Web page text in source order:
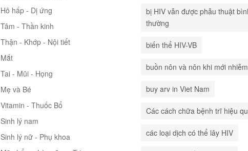
Hô hấp - Dị ứng
Tâm - Thần kinh
Thận - Khớp - Nội tiết
Mắt
Tai - Mũi - Họng
Mẹ và Bé
Vitamin - Thuốc Bổ
Sinh lý nam
Sinh lý nữ - Phụ khoa
bị HIV vẫn được phẫu thuật
thường
biến thể HIV-VB
buồn nôn và nôn khi mới
buy arv in Viet Nam
Các cách chữa bệnh trĩ hiệu
các loại dịch có thể lây HIV